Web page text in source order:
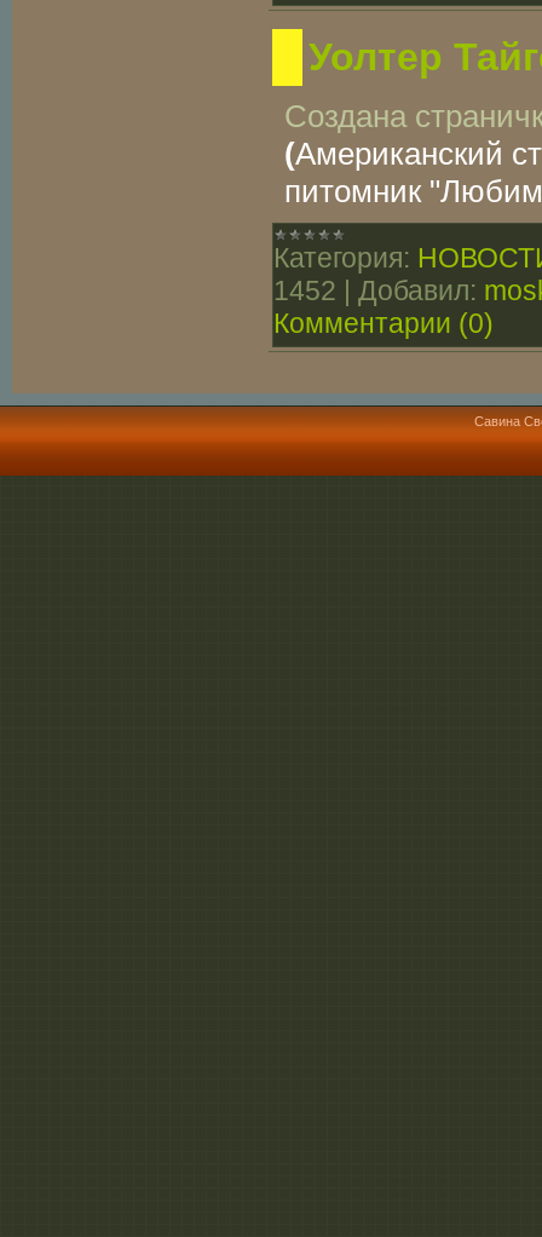
Уолтер
Создана
(Американский
питомник
Категория:
1452
Добавил:
Комментарии (0)
Савина